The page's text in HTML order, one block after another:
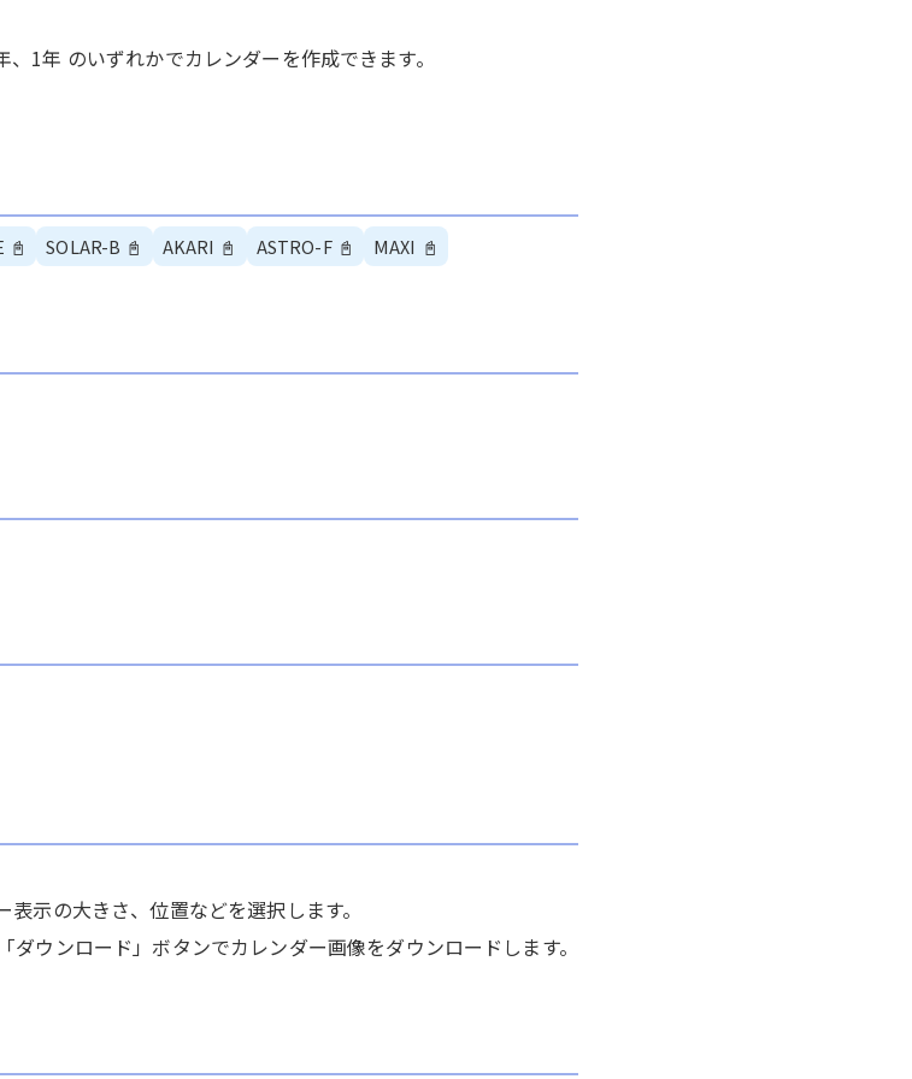
1年 のいずれかでカレンダーを作成できます。
📓 SOLAR-B 📓 AKARI 📓 ASTRO-F 📓 MAXI 📓
示の大きさ、位置などを選択します。
ウンロード」ボタンでカレンダー画像をダウンロードします。